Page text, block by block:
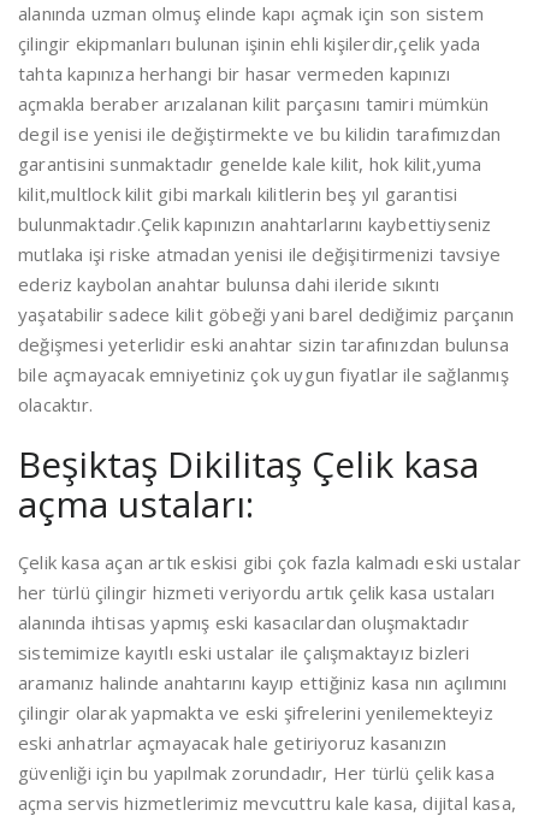
alanında uzman olmuş elinde kapı açmak için son sistem
çilingir ekipmanları bulunan işinin ehli kişilerdir,çelik yada
tahta kapınıza herhangi bir hasar vermeden kapınızı
açmakla beraber arızalanan kilit parçasını tamiri mümkün
degil ise yenisi ile değiştirmekte ve bu kilidin tarafımızdan
garantisini sunmaktadır genelde kale kilit, hok kilit,yuma
kilit,multlock kilit gibi markalı kilitlerin beş yıl garantisi
bulunmaktadır.Çelik kapınızın anahtarlarını kaybettiyseniz
mutlaka işi riske atmadan yenisi ile değişitirmenizi tavsiye
ederiz kaybolan anahtar bulunsa dahi ileride sıkıntı
yaşatabilir sadece kilit göbeği yani barel dediğimiz parçanın
değişmesi yeterlidir eski anahtar sizin tarafınızdan bulunsa
bile açmayacak emniyetiniz çok uygun fiyatlar ile sağlanmış
olacaktır.
Beşiktaş Dikilitaş Çelik kasa
açma ustaları:
Çelik kasa açan artık eskisi gibi çok fazla kalmadı eski ustalar
her türlü çilingir hizmeti veriyordu artık çelik kasa ustaları
alanında ihtisas yapmış eski kasacılardan oluşmaktadır
sistemimize kayıtlı eski ustalar ile çalışmaktayız bizleri
aramanız halinde anahtarını kayıp ettiğiniz kasa nın açılımını
çilingir olarak yapmakta ve eski şifrelerini yenilemekteyiz
eski anhatrlar açmayacak hale getiriyoruz kasanızın
güvenliği için bu yapılmak zorundadır, Her türlü çelik kasa
açma servis hizmetlerimiz mevcuttru kale kasa, dijital kasa,